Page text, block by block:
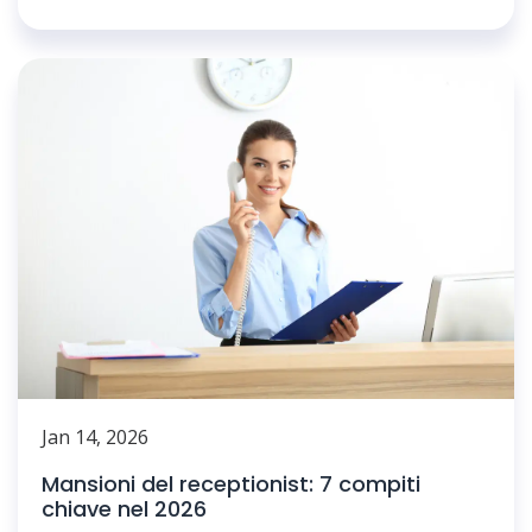
Jan 14, 2026
Mansioni del receptionist: 7 compiti
chiave nel 2026